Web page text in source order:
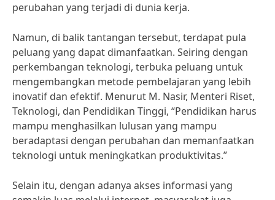
perubahan yang terjadi di dunia kerja.
Namun, di balik tantangan tersebut, terdapat pula
peluang yang dapat dimanfaatkan. Seiring dengan
perkembangan teknologi, terbuka peluang untuk
mengembangkan metode pembelajaran yang lebih
inovatif dan efektif. Menurut M. Nasir, Menteri Riset,
Teknologi, dan Pendidikan Tinggi, “Pendidikan harus
mampu menghasilkan lulusan yang mampu
beradaptasi dengan perubahan dan memanfaatkan
teknologi untuk meningkatkan produktivitas.”
Selain itu, dengan adanya akses informasi yang